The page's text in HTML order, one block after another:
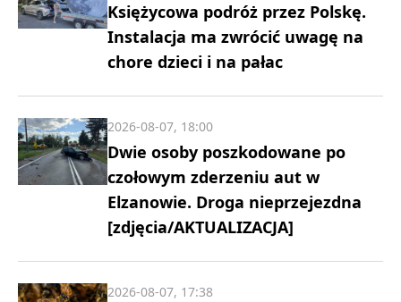
Księżycowa podróż przez Polskę.
Instalacja ma zwrócić uwagę na
chore dzieci i na pałac
Dwie osoby poszkodowane po
czołowym zderzeniu aut w
Elzanowie. Droga nieprzejezdna
[zdjęcia/AKTUALIZACJA]
2026-08-07, 18:00
2026-08-07, 17:38